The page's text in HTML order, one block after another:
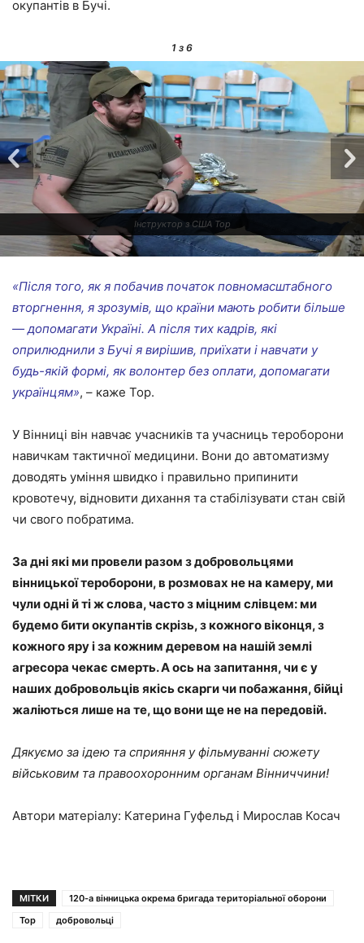
окупантів в Бучі.
1 з 6
Інструктор з США Тор
«Після того, як я побачив початок повномасштабного
вторгнення, я зрозумів, що країни мають робити більше
— допомагати Україні. А після тих кадрів, які
оприлюднили з Бучі я вирішив, приїхати і навчати у
будь-якій формі, як волонтер без оплати, допомагати
українцям», – каже Тор.
У Вінниці він навчає учасників та учасниць тероборони
навичкам тактичної медицини. Вони до автоматизму
доводять уміння швидко і правильно припинити
кровотечу, відновити дихання та стабілізувати стан свій
чи свого побратима.
За дні які ми провели разом з добровольцями
вінницької тероборони, в розмовах не на камеру, ми
чули одні й ті ж слова, часто з міцним слівцем: ми
будемо бити окупантів скрізь, з кожного віконця, з
кожного яру і за кожним деревом на нашій землі
агресора чекає смерть. А ось на запитання, чи є у
наших добровольців якісь скарги чи побажання, бійці
жаліються лише на те, що вони ще не на передовій.
Дякуємо за ідею та сприяння у фільмуванні сюжету
військовим та правоохоронним органам Вінниччини!
Автори матеріалу: Катерина Гуфельд і Мирослав Косач
МІТКИ
120-а вінницька окрема бригада територіальної оборони
Top
добровольці